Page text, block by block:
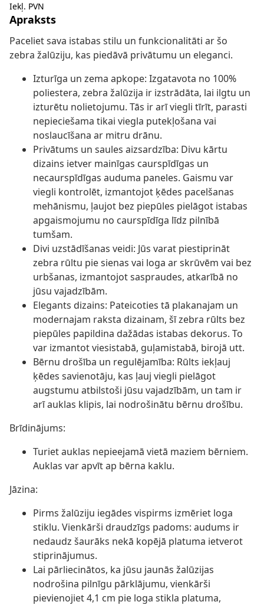
Iekļ. PVN
Apraksts
Paceliet sava istabas stilu un funkcionalitāti ar šo
zebra žalūziju, kas piedāvā privātumu un eleganci.
Izturīga un zema apkope: Izgatavota no 100%
poliestera, zebra žalūzija ir izstrādāta, lai ilgtu un
izturētu nolietojumu. Tās ir arī viegli tīrīt, parasti
nepieciešama tikai viegla putekļošana vai
noslaucīšana ar mitru drānu.
Privātums un saules aizsardzība: Divu kārtu
dizains ietver mainīgas caurspīdīgas un
necaurspīdīgas auduma paneles. Gaismu var
viegli kontrolēt, izmantojot ķēdes pacelšanas
mehānismu, ļaujot bez piepūles pielāgot istabas
apgaismojumu no caurspīdīga līdz pilnībā
tumšam.
Divi uzstādīšanas veidi: Jūs varat piestiprināt
zebra rūltu pie sienas vai loga ar skrūvēm vai bez
urbšanas, izmantojot saspraudes, atkarībā no
jūsu vajadzībām.
Elegants dizains: Pateicoties tā plakanajam un
modernajam raksta dizainam, šī zebra rūlts bez
piepūles papildina dažādas istabas dekorus. To
var izmantot viesistabā, guļamistabā, birojā utt.
Bērnu drošība un regulējamība: Rūlts iekļauj
ķēdes savienotāju, kas ļauj viegli pielāgot
augstumu atbilstoši jūsu vajadzībām, un tam ir
arī auklas klipis, lai nodrošinātu bērnu drošību.
Brīdinājums:
Turiet auklas nepieejamā vietā maziem bērniem.
Auklas var apvīt ap bērna kaklu.
Jāzina:
Pirms žalūziju iegādes vispirms izmēriet loga
stiklu. Vienkārši draudzīgs padoms: audums ir
nedaudz šaurāks nekā kopējā platuma ietverot
stiprinājumus.
Lai pārliecinātos, ka jūsu jaunās žalūzijas
nodrošina pilnīgu pārklājumu, vienkārši
pievienojiet 4,1 cm pie loga stikla platuma,